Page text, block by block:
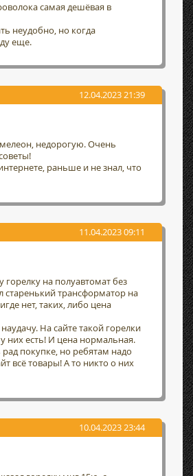
самая дешёвая в
неудобно, но когда
еще.
12.04.2023 21:39
недорогую. Очень
раньше и не знал, что
11.04.2023 09:11
горелку на полуавтомат без
старенький трансформатор на
нет, таких, либо цена
На сайте такой горелки
у них есть! И цена нормальная.
покупке, но ребятам надо
всё товары! А то никто о них
10.04.2023 23:44